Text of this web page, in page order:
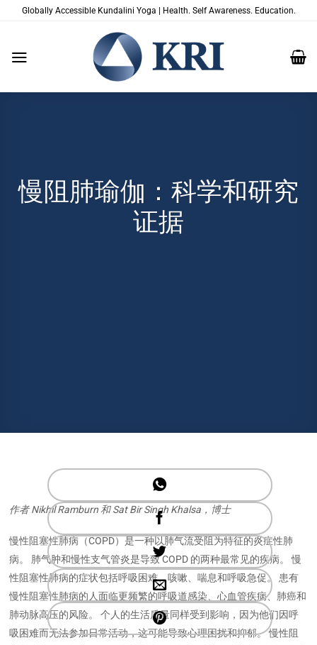
Globally Accessible Kundalini Yoga | Health. Self Awareness. Education.
慢阻肺瑜伽：科学和研究
证据
作者 Nikhil Ramburn 和 Sat Bir Singh Khalsa，博士
慢性阻塞性肺病（COPD）是一种以肺气流受阻为特征的炎症性肺
病。 肺气肿和慢性支气管炎是导致 COPD 的两种最常见的疾病。 慢
性阻塞性肺病的症状包括呼吸困难、咳嗽、喘息和呼吸急促。 患有
慢性阻塞性肺病的人面临更频繁的呼吸道感染、心血管疾病、肺癌和
肺动脉高压的风险。 个人的生活质量同样受到影响，因为他们因呼
吸困难而无法参加日常活动，这可能导致心理困扰和抑郁。 慢性阻